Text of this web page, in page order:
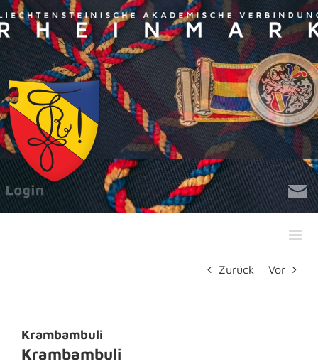
Zum
Inhalt
springen
Zurück Vor
Krambambuli
Krambambuli